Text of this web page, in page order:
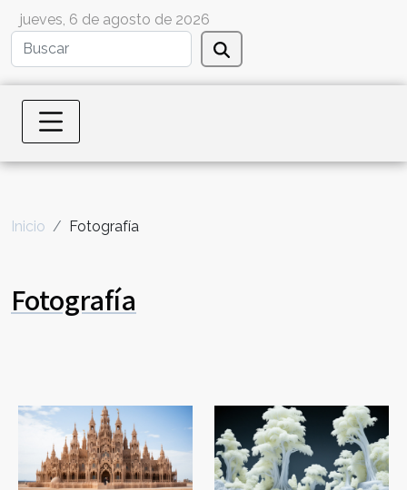
jueves, 6 de agosto de 2026
Inicio Fotografía
Fotografía